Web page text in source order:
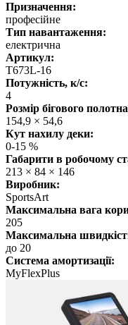
Призначення:
професійне
Тип навантаження:
електрична
Артикул:
T673L-16
Потужність, к/с:
4
Розмір бігового
154,9 × 54,6
Кут нахилу деки:
0-15 %
Габарити в робочому
213 × 84 × 146
Виробник:
SportsArt
Максимальна вага
205
Максимальна
до 20
Система амортизації:
MyFlexPlus